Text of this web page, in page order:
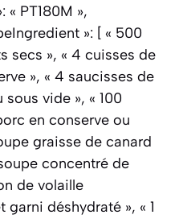
« PT180M »,
»: [ « 500
secs », « 4 cuisses de
», « 4 saucisses de
vide », « 100
en conserve ou
graisse de canard
concentré de
de volaille
garni déshydraté », « 1